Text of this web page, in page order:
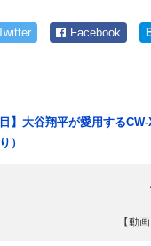
Facebook
目】大谷翔平が愛用する
）
【動